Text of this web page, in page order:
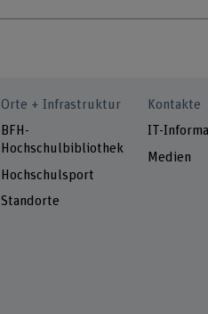
Orte + Infrastruktur
BFH-
Hochschulbibliothek
Hochschulsport
Standorte
Kontakte
IT-
Medien